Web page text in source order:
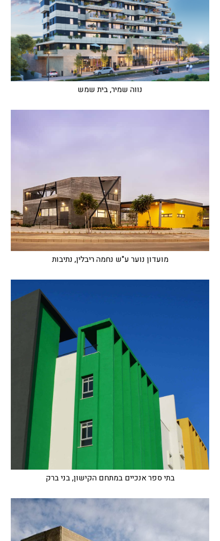
נווה שמיר, בית שמש
מועדון נוער ע"ש נחמה ריבלין, נתיבות
בתי ספר אנכיים במתחם הקישון, בני ברק